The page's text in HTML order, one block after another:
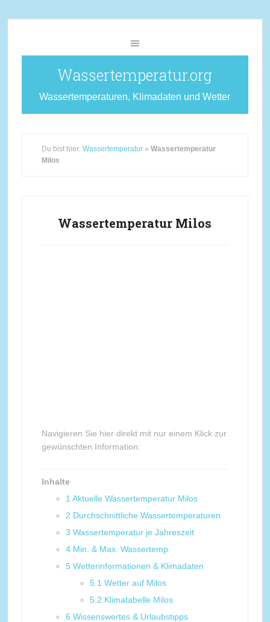
Wassertemperatur.org
Wassertemperaturen, Klimadaten und Wetter
Du bist hier: Wassertemperatur» Wassertemperatur
Milos
Wassertemperatur Milos
Navigieren Sie hier direkt mit nur einem Klick zur
gewünschten Information:
Inhalte
1 Aktuelle Wassertemperatur Milos
2 Durchschnittliche Wassertemperaturen
3 Wassertemperatur je Jahreszeit
4 Min. & Max. Wassertemp
5 Wetterinformationen & Klimadaten
5.1 Wetter auf Milos
5.2 Klimatabelle Milos
6 Wissenswertes & Urlaubstipps